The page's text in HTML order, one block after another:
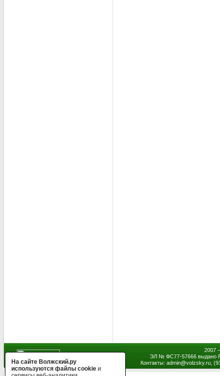
2007
ЭЛ № ФС77-57666 выдано
Контакты: admin@volzsky.ru,
На сайте Волжский.ру
используются файлы cookie и